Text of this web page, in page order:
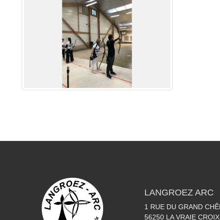
LANGROEZ ARC
1 RUE DU GRAND
56250 LA VRAIE CROIX